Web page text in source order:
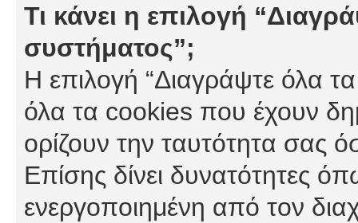
Τι κάνει η επιλογή
συστήματος”;
Η επιλογή “Διαγράψτε όλα
όλα τα cookies που έχουν
ορίζουν την ταυτότητα σας
Επίσης δίνει δυνατότητες
ενεργοποιημένη από τον